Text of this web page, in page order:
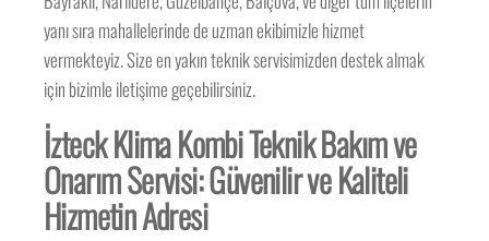
yanı sıra mahallelerinde de uzman ekibimizle hizmet
vermekteyiz. Size en yakın teknik servisimizden destek almak
için bizimle iletişime geçebilirsiniz.
İzteck Klima Kombi Teknik Bakım ve
Onarım Servisi: Güvenilir ve Kaliteli
Hizmetin Adresi